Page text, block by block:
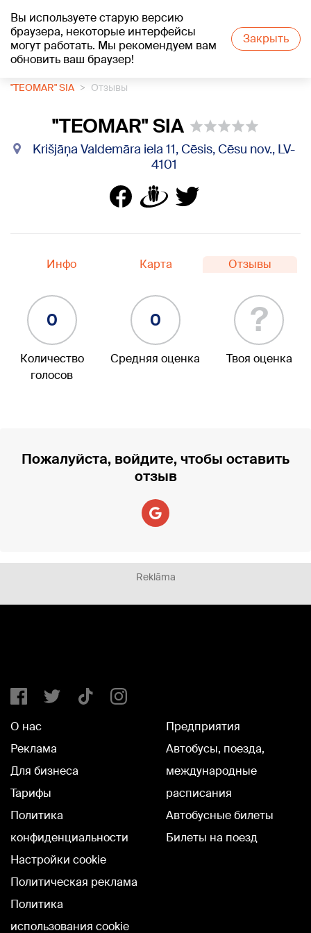
Вы используете старую версию
браузера, некоторые интерфейсы
могут работать. Мы рекомендуем вам
обновить ваш браузер!
Закрыть
+16°C
"TEOMAR" SIA
Отзывы
"TEOMAR" SIA
Krišjāņa Valdemāra iela 11, Cēsis, Cēsu nov., LV-
4101
Инфо Карта Отзывы
0
Количество
голосов
0
Средняя оценка
?
Твоя оценка
Пожалуйста, войдите, чтобы оставить
отзыв
Reklāma
О нас
Реклама
Для бизнеса
Тарифы
Политика
конфиденциальности
Настройки cookie
Политическая реклама
Политика
использования cookie
Предприятия
Автобусы, поезда,
международные
расписания
Автобусные билеты
Билеты на поезд